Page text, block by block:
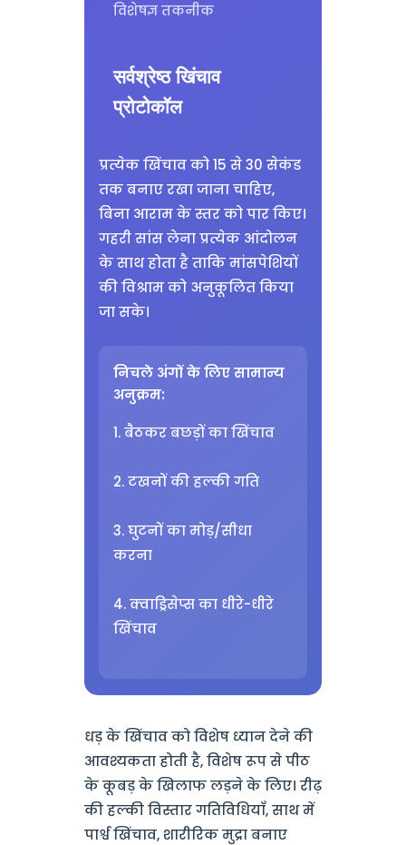
विशेषज्ञ तकनीक
सर्वश्रेष्ठ खिंचाव
प्रोटोकॉल
प्रत्येक खिंचाव को 15 से 30 सेकंड
तक बनाए रखा जाना चाहिए,
बिना आराम के स्तर को पार किए।
गहरी सांस लेना प्रत्येक आंदोलन
के साथ होता है ताकि मांसपेशियों
की विश्राम को अनुकूलित किया
जा सके।
निचले अंगों के लिए सामान्य
अनुक्रम:
1. बैठकर बछड़ों का खिंचाव
2. टखनों की हल्की गति
3. घुटनों का मोड़/सीधा
करना
4. क्वाड्रिसेप्स का धीरे-धीरे
खिंचाव
धड़ के खिंचाव को विशेष ध्यान देने की
आवश्यकता होती है, विशेष रूप से पीठ
के कूबड़ के खिलाफ लड़ने के लिए। रीढ़
की हल्की विस्तार गतिविधियाँ, साथ में
पार्श्व खिंचाव, शारीरिक मुद्रा बनाए